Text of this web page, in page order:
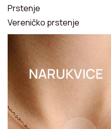
Prstenje
Vereničko prstenje